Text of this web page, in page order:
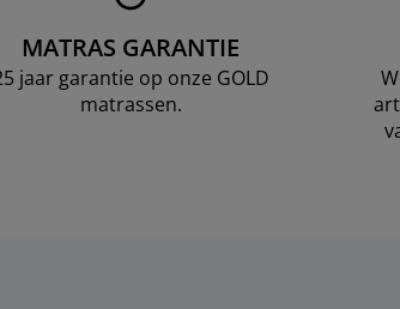
MATRAS GARANTIE
jaar garantie op onze GOLD
matrassen.